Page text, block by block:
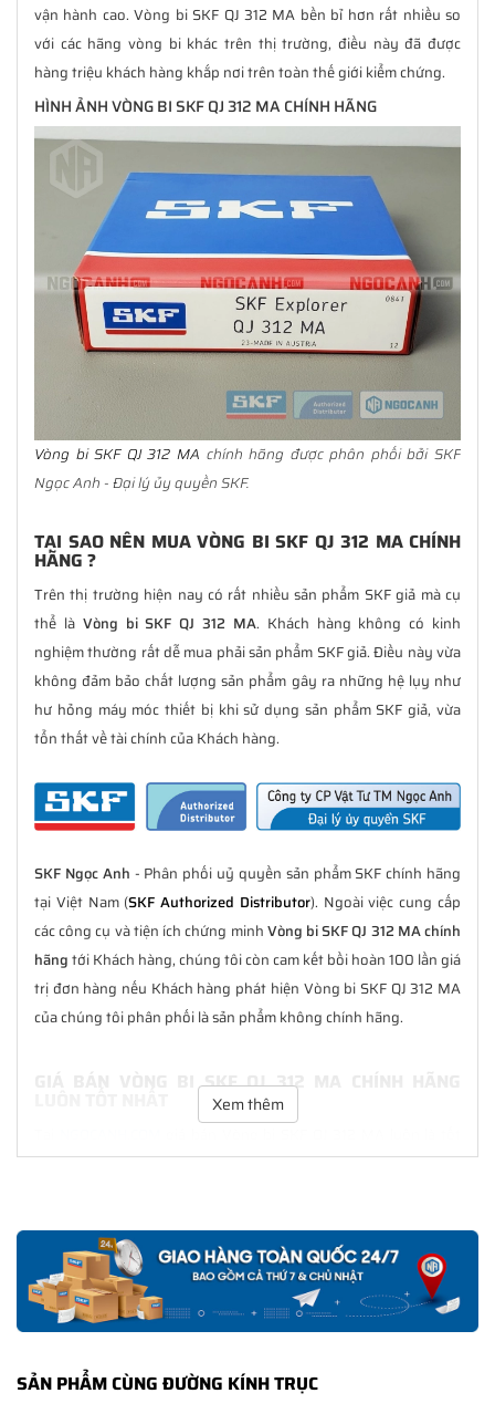
vận hành cao. Vòng bi SKF QJ 312 MA bền bỉ hơn rất nhiều so
với các hãng vòng bi khác trên thị trường, điều này đã được
hàng triệu khách hàng khắp nơi trên toàn thế giới kiểm chứng.
HÌNH ẢNH VÒNG BI SKF QJ 312 MA CHÍNH HÃNG
Vòng bi SKF QJ 312 MA chính hãng được phân phối bởi SKF
Ngọc Anh - Đại lý ủy quyền SKF.
TẠI SAO NÊN MUA VÒNG BI SKF QJ 312 MA CHÍNH
HÃNG ?
Trên thị trường hiện nay có rất nhiều sản phẩm SKF giả mà cụ
thể là Vòng bi SKF QJ 312 MA. Khách hàng không có kinh
nghiệm thường rất dễ mua phải sản phẩm SKF giả. Điều này vừa
không đảm bảo chất lượng sản phẩm gây ra những hệ lụy như
hư hỏng máy móc thiết bị khi sử dụng sản phẩm SKF giả, vừa
tổn thất về tài chính của Khách hàng.
SKF Ngọc Anh - Phân phối uỷ quyền sản phẩm SKF chính hãng
tại Việt Nam (SKF Authorized Distributor). Ngoài việc cung cấp
các công cụ và tiện ích chứng minhVòng bi SKF QJ 312 MA chính
hãngtới Khách hàng, chúng tôi còn cam kết bồi hoàn 100 lần giá
trị đơn hàng nếu Khách hàng phát hiện Vòng bi SKF QJ 312 MA
của chúng tôi phân phối là sản phẩm không chính hãng.
GIÁ BÁN VÒNG BI SKF QJ 312 MA CHÍNH HÃNG
nhất với nhiều ưu đãi kèm theo và các dịch vụ hẫu mãi sau bán
CHẾ ĐỘ BẢO HÀNH VÒNG BI SKF QJ 312 MA CHÍNH
HÃNG
Tất cả các sản phẩm SKF chính hãng doSKF Ngọc Anhphân
phối đều được bảo hành chính hãng theo đúng tiêu chuẩn bảo
hành của nhà sản xuất.
Xem thêm
SẢN PHẨM CÙNG ĐƯỜNG KÍNH TRỤC